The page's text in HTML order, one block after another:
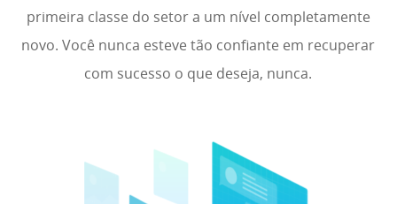
primeira classe do setor a um nível completamente
novo. Você nunca esteve tão confiante em recuperar
com sucesso o que deseja, nunca.